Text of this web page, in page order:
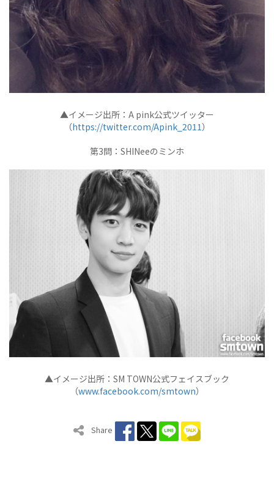
▲イメージ出所：A pink公式ツイッター
（https://twitter.com/Apink_2011）
第3問：SHINeeのミンホ
▲イメージ出所：SM TOWN公式フェイスブック
（www.facebook.com/smtown）
Share